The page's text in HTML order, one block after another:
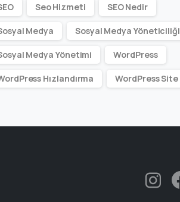
Seo Hizmeti SEO Nedir
Medya Sosyal Medya Yöneticiliği
Medya Yönetimi WordPress
Hızlandırma WordPress Site